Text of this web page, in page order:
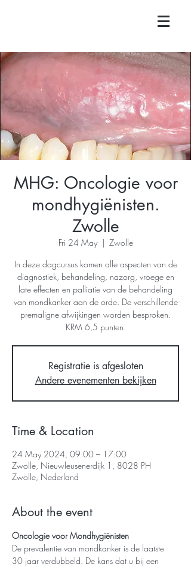
MHG: Oncologie voor
mondhygiënisten.
Zwolle
Fri 24 May
  |
Zwolle
In deze dagcursus komen alle aspecten van de
diagnostiek, behandeling, nazorg, vroege en
late effecten en palliatie van de behandeling
van mondkanker aan de orde. De verschillende
premaligne afwijkingen worden besproken.
KRM 6,5 punten.
Registratie is afgesloten
Andere evenementen bekijken
Time & Location
24 May 2024, 09:00 – 17:00
Zwolle, Nieuwleusenerdijk 1, 8028 PH
Zwolle, Nederland
About the event
Oncologie voor Mondhygiënisten
De prevalentie van mondkanker is de laatste
30 jaar verdubbeld. De kans dat u bij een